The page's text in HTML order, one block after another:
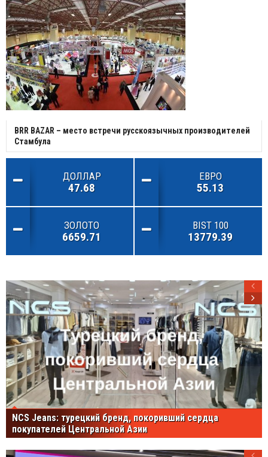
BRR BAZAR – место встречи русскоязычных производителей
Стамбула
ДОЛЛАР
47.68
ЕВРО
55.13
ЗОЛОТО
6659.71
BIST 100
13779.39
NCS Jeans: турецкий бренд, покоривший сердца
покупателей Центральной Азии